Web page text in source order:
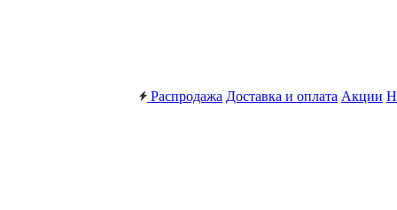
Распродажа Доставка и оплата Акции